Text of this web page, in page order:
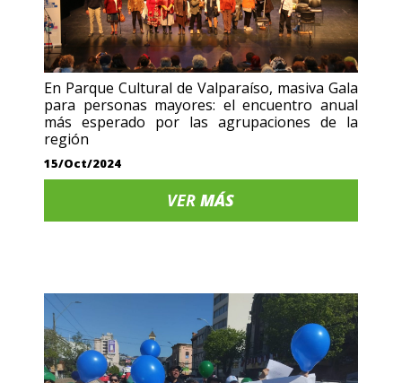
En Parque Cultural de Valparaíso, masiva Gala
para personas mayores: el encuentro anual
más esperado por las agrupaciones de la
región
15/Oct/2024
VERMÁS